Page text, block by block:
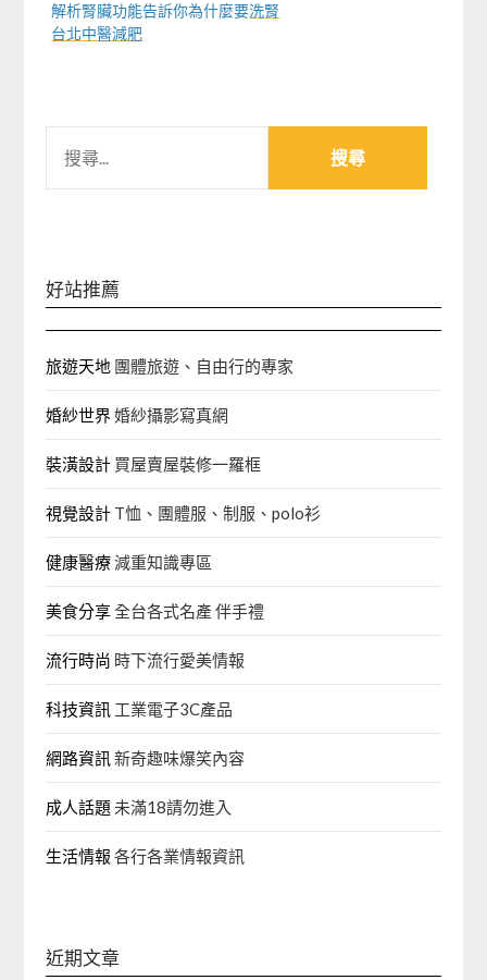
解析腎臟功能告訴你為什麼要洗腎
台北中醫減肥
關
好站推薦
旅遊天地 團體旅遊、自由行的專家‎
婚紗世界婚紗攝影寫真網
裝潢設計 買屋賣屋裝修一羅框
視覺設計 T恤、團體服、制服、polo衫
健康醫療減重知識專區
美食分享全台各式名產 伴手禮
流行時尚 時下流行愛美情報
科技資訊 工業電子3C產品
網路資訊 新奇趣味爆笑內容
成人話題 未滿18請勿進入
生活情報 各行各業情報資訊
近期文章